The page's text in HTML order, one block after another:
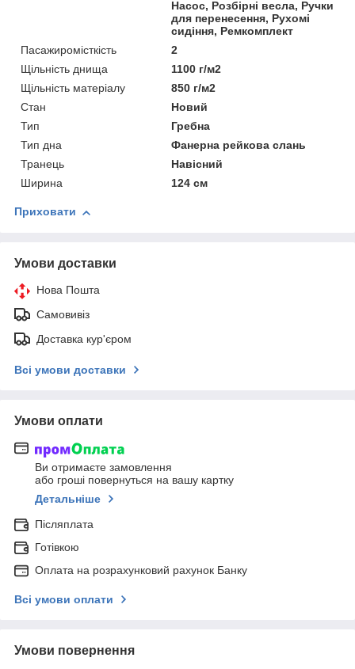
Насос, Розбірні весла, Ручки
для перенесення, Рухомі
сидіння, Ремкомплект
Пасажиромісткість
2
Щільність днища
1100 г/м2
Щільність матеріалу
850 г/м2
Стан
Новий
Тип
Гребна
Тип дна
Фанерна рейкова слань
Транець
Навісний
Ширина
124 см
Приховати
Умови доставки
Нова Пошта
Самовивіз
Доставка кур'єром
Всі умови доставки
Умови оплати
Ви отримаєте замовлення
або гроші повернуться на вашу картку
Детальніше
Післяплата
Готівкою
Оплата на розрахунковий рахунок Банку
Всі умови оплати
Умови повернення